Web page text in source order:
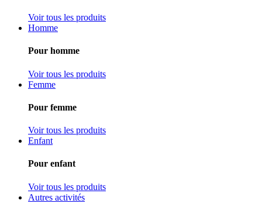
Voir tous les produits
Homme
Pour homme
Voir tous les produits
Femme
Pour femme
Voir tous les produits
Enfant
Pour enfant
Voir tous les produits
Autres activités